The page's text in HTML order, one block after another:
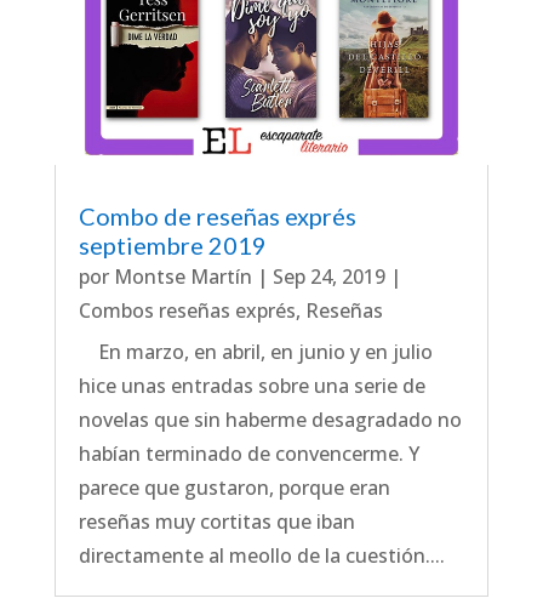
Combo de reseñas exprés
septiembre 2019
por Montse Martín | Sep 24, 2019|
Combos reseñas exprés, Reseñas
En marzo, en abril, en junio y en julio
hice unas entradas sobre una serie de
novelas que sin haberme desagradado no
habían terminado de convencerme. Y
parece que gustaron, porque eran
reseñas muy cortitas que iban
directamente al meollo de la cuestión....